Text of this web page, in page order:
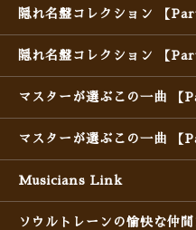
隠れ名盤コレクション 【
隠れ名盤コレクション 【
マスターが選ぶこの一曲 【
マスターが選ぶこの一曲 【
Musicians Link
ソウルトレーンの愉快な仲